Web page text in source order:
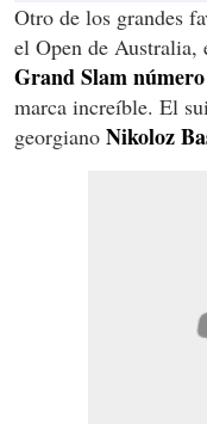
Otro de los grandes
el Open de Australia,
Grand Slam
marca increíble. El
georgiano Nikoloz